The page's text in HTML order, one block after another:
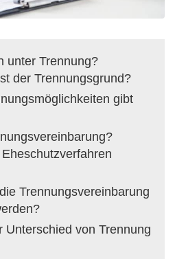
unter Trennung?
der Trennungsgrund?
gibt
Trennungsvereinbarung
Unterschied von Trennung